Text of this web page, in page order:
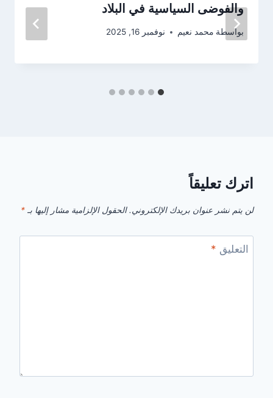
والفوضى السياسية في البلاد
بواسطة محمد نعيم نوفمبر 16, 2025
اترك تعليقاً
لن يتم نشر عنوان بريدك الإلكتروني. الحقول الإلزامية مشار إليها بـ *
التعليق *